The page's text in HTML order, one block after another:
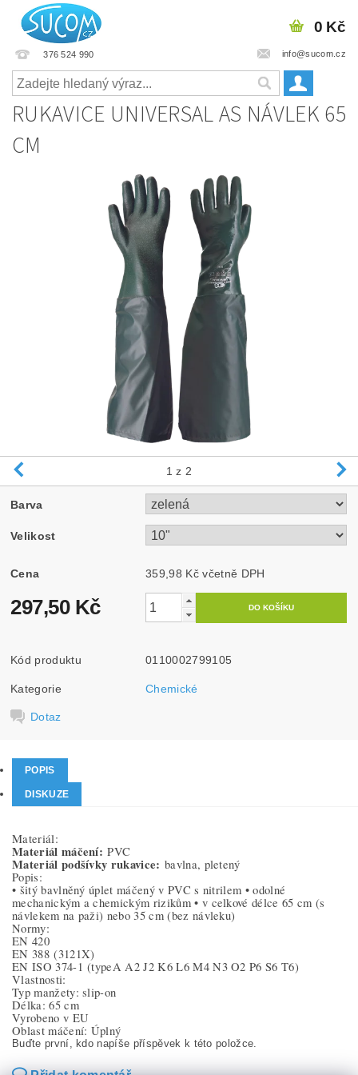
376 524 990 info@sucom.cz
0 Kč
RUKAVICE UNIVERSAL AS NÁVLEK 65
CM
1 z 2
Barva
Velikost
Cena 359,98 Kč včetně DPH
297,50 Kč
Kód produktu 0110002799105
Kategorie Chemické
Dotaz
POPIS
DISKUZE
Materiál:
Materiál máčení: PVC
Materiál podšívky rukavice: bavlna, pletený
Popis:
• šitý bavlněný úplet máčený v PVC s nitrilem • odolné
mechanickým a chemickým rizikům • v celkové délce 65 cm (s
návlekem na paži) nebo 35 cm (bez návleku)
Normy:
EN 420
EN 388(3121X)
EN ISO 374-1(typeA A2 J2 K6 L6 M4 N3 O2 P6 S6 T6)
Vlastnosti:
Typ manžety: slip-on
Délka: 65 cm
Vyrobeno v EU
Oblast máčení: Úplný
Buďte první, kdo napíše příspěvek k této položce.